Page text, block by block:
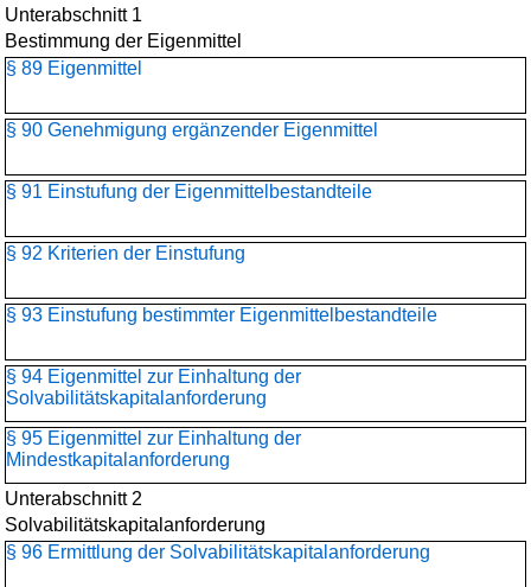
Unterabschnitt 1
Bestimmung der Eigenmittel
§ 89 Eigenmittel
§ 90 Genehmigung ergänzender Eigenmittel
§ 91 Einstufung der Eigenmittelbestandteile
§ 92 Kriterien der Einstufung
§ 93 Einstufung bestimmter Eigenmittelbestandteile
§ 94 Eigenmittel zur Einhaltung der
Solvabilitätskapitalanforderung
§ 95 Eigenmittel zur Einhaltung der
Mindestkapitalanforderung
Unterabschnitt 2
Solvabilitätskapitalanforderung
§ 96 Ermittlung der Solvabilitätskapitalanforderung